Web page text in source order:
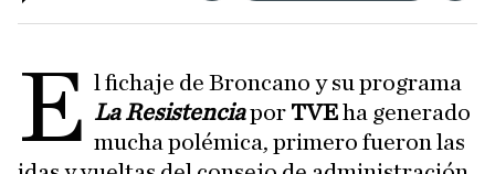
E l fichaje de Broncano y su programa
La Resistenciapor TVEha generado
mucha polémica, primero fueron las